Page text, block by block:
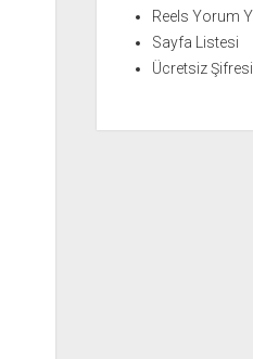
Reels Yorum
Sayfa Listesi
Ücretsiz